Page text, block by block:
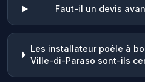
Faut-il un devis
Les installateur poêle à
Ville-di-Paraso sont-ils